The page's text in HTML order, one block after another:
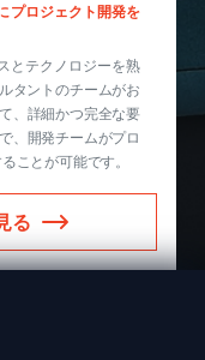
プロジェクト開発を
とテクノロジーを熟
タントのチームがお
、詳細かつ完全な要
、開発チームがプロ
ことが可能です。
る